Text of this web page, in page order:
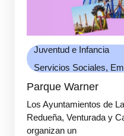
Juventud e Infancia
Servicios Sociales,
Parque Warner
Los Ayuntamientos de
Redueña, Venturada y
organizan un